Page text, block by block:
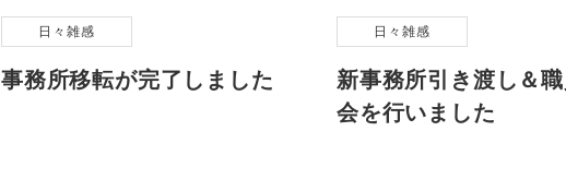
日々雑感
事務所移転が完了しました
日々雑感
新事務所引き渡し＆
会を行いました